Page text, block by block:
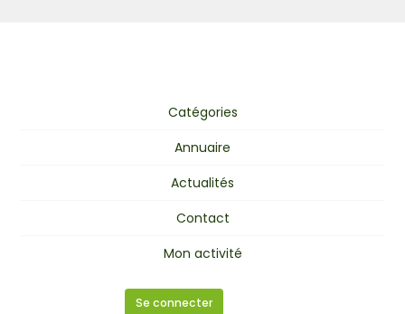
Catégories
Annuaire
Actualités
Contact
Mon activité
Se connecter